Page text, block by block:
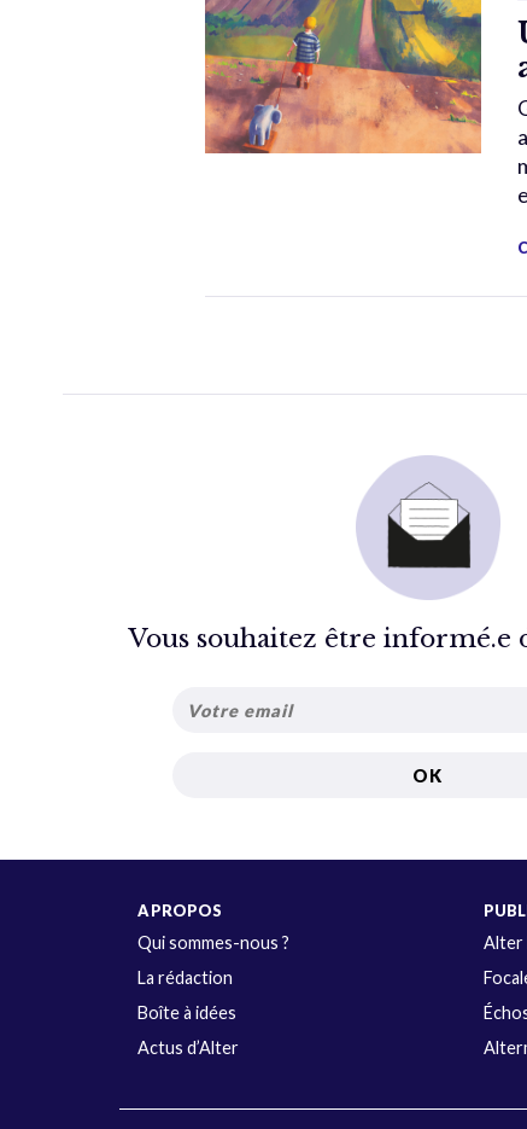
Vous souhaitez être informé.e
A PROPOS
Qui sommes-nous ?
La rédaction
Boîte à idées
Actus d’Alter
Alter